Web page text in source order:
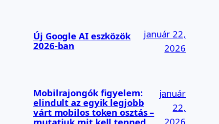
Új Google AI eszközök
2026-ban
január 22,
2026
Mobilrajongók figyelem:
elindult az egyik legjobb
várt mobilos token osztás –
január
22,
2026